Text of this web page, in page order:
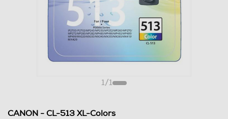
1/1
CANON - CL-513 XL-Colors